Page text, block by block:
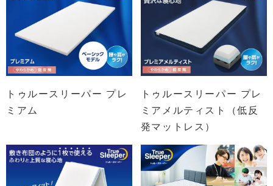
トゥルースリーパー プレ
ミアム
トゥルースリーパー プレ
ミアメルティスト（低反
発マットレス）